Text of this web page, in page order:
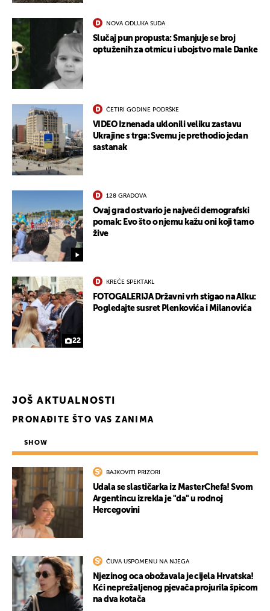
NOVA ODLUKA SUDA
Slučaj pun propusta: Smanjuje se broj
optuženih za otmicu i ubojstvo male Danke
ČETIRI GODINE PODRŠKE
VIDEO Iznenada uklonili veliku zastavu
Ukrajine s trga: Svemu je prethodio jedan
sastanak
128 GRADOVA
Ovaj grad ostvario je najveći demografski
pomak: Evo što o njemu kažu oni koji tamo
žive
22
KREĆE SPEKTAKL
FOTOGALERIJA Državni vrh stigao na Alku:
Pogledajte susret Plenkovića i Milanovića
JOŠ AKTUALNOSTI
PRONAĐITE ŠTO VAS ZANIMA
SHOW
BAJKOVITI PRIZORI
Udala se slastičarka iz MasterChefa! Svom
Argentincu izrekla je "da" u rodnoj
Hercegovini
ČUVA USPOMENU NA NJEGA
Njezinog oca obožavala je cijela Hrvatska!
Kći neprežaljenog pjevača projurila špicom
na dva kotača
UKLJUČITE NOTIFIKACIJE